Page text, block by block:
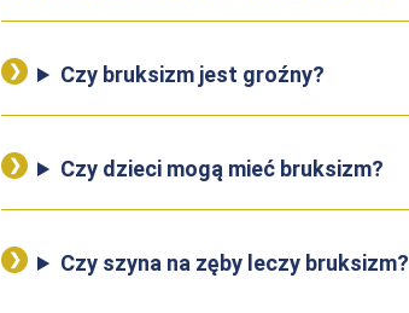
Czy bruksizm jest groźny?
Czy dzieci mogą mieć bruksizm?
Czy szyna na zęby leczy bruksizm?